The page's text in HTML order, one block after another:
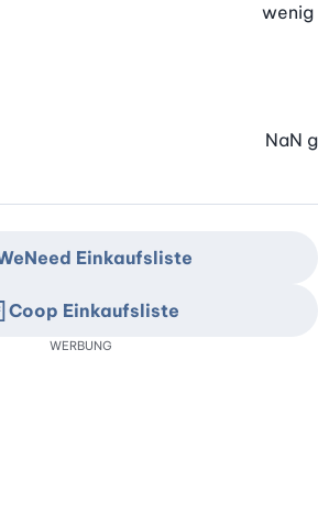
wenig
NaN g
Einkaufsliste
Coop Einkaufsliste
WERBUNG